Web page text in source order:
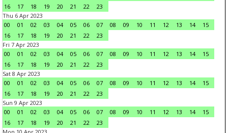
16 17 18 19 20 21 22
23
Thu 6 Apr 2023
00
01 02 03 04 05 06 07 08 09 10 11 12 13 14
15
16
17 18 19 20 21 22
23
Fri 7 Apr 2023
00
01 02 03 04 05 06 07 08 09 10 11 12 13 14
15
16
17 18 19 20 21 22
23
Sat 8 Apr 2023
00
01 02 03 04 05 06 07 08 09 10 11 12 13 14
15
16
17 18 19 20 21 22
23
Sun 9 Apr 2023
00
01 02 03 04 05 06 07 08 09 10 11 12 13 14
15
16
17 18 19 20 21 22
23